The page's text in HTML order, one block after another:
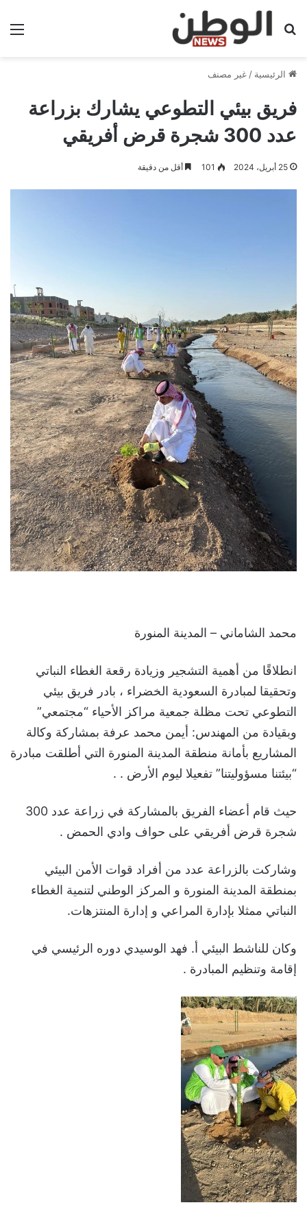
بحث عن
الرئيسية / غير مصنف
فريق بيئي التطوعي يشارك بزراعة
عدد 300 شجرة قرض أفريقي
25 أبريل، 2024 101 أقل من دقيقة
محمد الشاماني – المدينة المنورة
انطلاقًا من أهمية التشجير وزيادة رقعة الغطاء النباتي
وتحقيقا لمبادرة السعودية الخضراء ، بادر فريق بيئي
التطوعي تحت مظلة جمعية مراكز الأحياء “مجتمعي”
وبقيادة من المهندس: أيمن محمد عرفة بمشاركة وكالة
المشاريع بأمانة منطقة المدينة المنورة التي أطلقت مبادرة
“بيئتنا مسؤوليتنا” تفعيلا ليوم الأرض . .
حيث قام أعضاء الفريق بالمشاركة في زراعة عدد 300
شجرة قرض أفريقي على حواف وادي الحمض .
وشاركت بالزراعة عدد من أفراد قوات الأمن البيئي
بمنطقة المدينة المنورة و المركز الوطني لتنمية الغطاء
النباتي ممثلا بإدارة المراعي و إدارة المنتزهات.
وكان للناشط البيئي أ. فهد الوسيدي دوره الرئيسي في
إقامة وتنظيم المبادرة .